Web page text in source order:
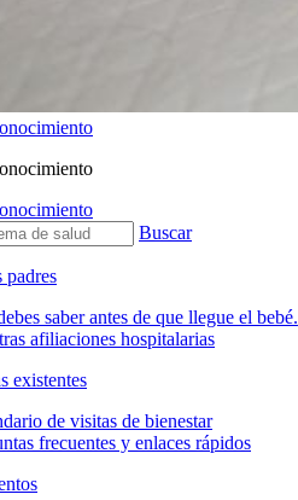
Buscar
padres
saber antes de que llegue el bebé.
afiliaciones hospitalarias
existentes
de visitas de bienestar
frecuentes y enlaces rápidos